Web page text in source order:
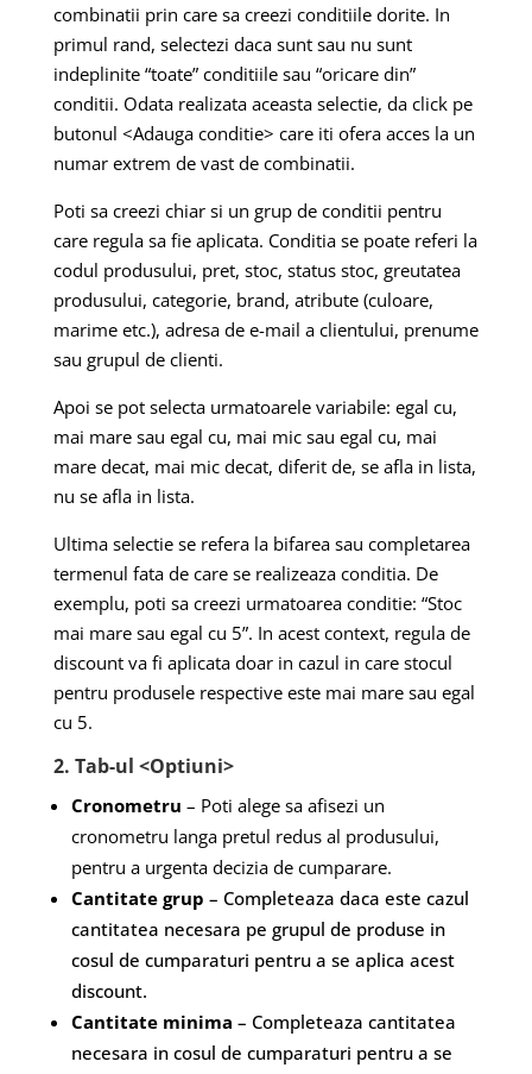
combinatii prin care sa creezi conditiile dorite. In
primul rand, selectezi daca sunt sau nu sunt
indeplinite “toate” conditiile sau “oricare din”
conditii. Odata realizata aceasta selectie, da click pe
butonul <Adauga conditie> care iti ofera acces la un
numar extrem de vast de combinatii.
Poti sa creezi chiar si un grup de conditii pentru
care regula sa fie aplicata. Conditia se poate referi la
codul produsului, pret, stoc, status stoc, greutatea
produsului, categorie, brand, atribute (culoare,
marime etc.), adresa de e-mail a clientului, prenume
sau grupul de clienti.
Apoi se pot selecta urmatoarele variabile: egal cu,
mai mare sau egal cu, mai mic sau egal cu, mai
mare decat, mai mic decat, diferit de, se afla in lista,
nu se afla in lista.
Ultima selectie se refera la bifarea sau completarea
termenul fata de care se realizeaza conditia. De
exemplu, poti sa creezi urmatoarea conditie: “Stoc
mai mare sau egal cu 5”. In acest context, regula de
discount va fi aplicata doar in cazul in care stocul
pentru produsele respective este mai mare sau egal
cu 5.
2. Tab-ul <Optiuni>
Cronometru – Poti alege sa afisezi un
cronometru langa pretul redus al produsului,
pentru a urgenta decizia de cumparare.
Cantitate grup – Completeaza daca este cazul
cantitatea necesara pe grupul de produse in
cosul de cumparaturi pentru a se aplica acest
discount.
Cantitate minima – Completeaza cantitatea
necesara in cosul de cumparaturi pentru a se